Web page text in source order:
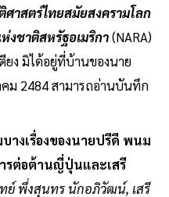
าสตร์ไทยสมัยสงครามโลก
งชาติสหรัฐอเมริกา(NARA)
ยง มิได้อยู่ที่บ้านของนาย
ม 2484 สามารถอ่านบันทึก
างเรื่องของนายปรีดี พนม
รต่อต้านญี่ปุ่นและเสรี
ย์ พึ่งสุนทร นักอภิวัฒน์, เสรี